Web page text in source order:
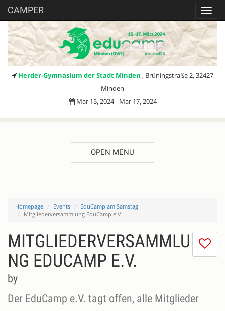
CAMPER
Herder-Gymnasium der Stadt Minden , Brüningstraße 2, 32427
Minden
Mar 15, 2024 - Mar 17, 2024
OPEN MENU
Homepage Events
EduCamp am Samstag
Mitgliederversammlung EduCamp e.V.
I
MITGLIEDERVERSAMMLU
NG EDUCAMP E.V.
by
Der EduCamp e.V. tagt offen, alle Mitglieder